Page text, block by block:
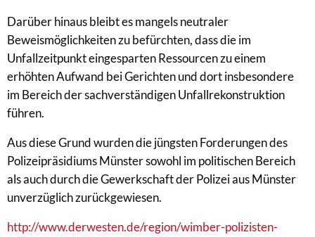
Darüber hinaus bleibt es mangels neutraler
Beweismöglichkeiten zu befürchten, dass die im
Unfallzeitpunkt eingesparten Ressourcen zu einem
erhöhten Aufwand bei Gerichten und dort insbesondere
im Bereich der sachverständigen Unfallrekonstruktion
führen.
Aus diese Grund wurden die jüngsten Forderungen des
Polizeipräsidiums Münster sowohl im politischen Bereich
als auch durch die Gewerkschaft der Polizei aus Münster
unverzüglich zurückgewiesen.
http://www.derwesten.de/region/wimber-polizisten-